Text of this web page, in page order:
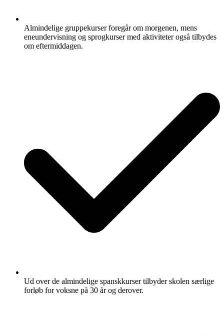
Almindelige gruppekurser foregår om morgenen, mens
eneundervisning og sprogkurser med aktiviteter også tilbydes
om eftermiddagen.
Ud over de almindelige spanskkurser tilbyder skolen særlige
forløb for voksne på 30 år og derover.